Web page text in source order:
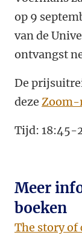
op 9
van de
ontvangst
De
deze
Tijd: 18:45-
Meer
boeken
The story